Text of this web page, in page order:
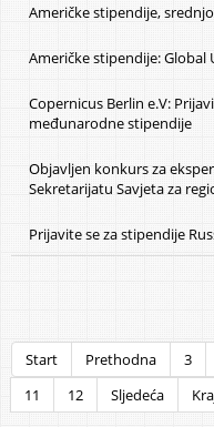
Američke stipendije,
Američke stipendije: Global
Copernicus Berlin e.V:
međunarodne stipendije
Objavljen konkurs za
Sekretarijatu Savjeta za
Prijavite se za stipendije
Start Prethodna 3
11
12 Sljedeća